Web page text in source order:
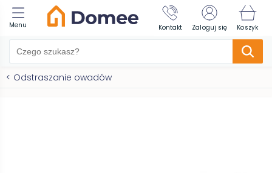
Menu Kontakt Zaloguj się Koszyk
< Odstraszanie owadów